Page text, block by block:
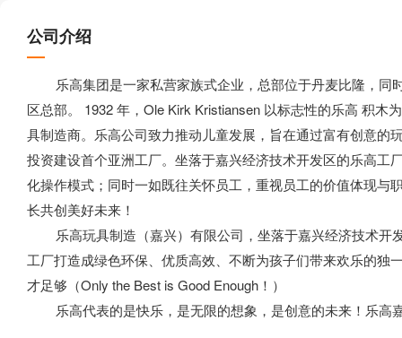
公司介绍
乐高集团是一家私营家族式企业，总部位于丹麦比隆，同
区总部。 1932 年，Ole Kirk Kristiansen 以标志性的乐高 积
具制造商。乐高公司致力推动儿童发展，旨在通过富有创意的
投资建设首个亚洲工厂。坐落于嘉兴经济技术开发区的乐高工
化操作模式；同时一如既往关怀员工，重视员工的价值体现与
长共创美好未来！
乐高玩具制造（嘉兴）有限公司，坐落于嘉兴经济技术开
工厂打造成绿色环保、优质高效、不断为孩子们带来欢乐的
才足够（Only the Best is Good Enough！）
乐高代表的是快乐，是无限的想象，是创意的未来！乐高